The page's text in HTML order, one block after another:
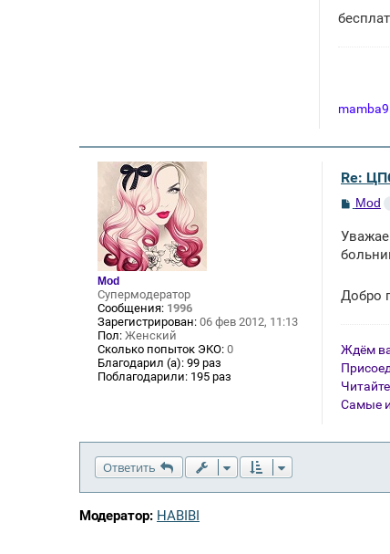
mamba9
Mod
Супермодератор
Сообщения: 1996
Зарегистрирован: 06 фев 2012, 11:13
Пол: Женский
Сколько попыток ЭКО: 0
Благодарил (а): 99 раз
Поблагодарили: 195 раз
Re:
С
б
щ
и
е
Mod
Добро
Ждём
Самые
Ответить
Модератор: HABIBI